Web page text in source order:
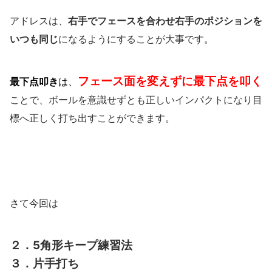
アドレスは、 右手でフェースを合わせ右手のポジションを
いつも同じになるようにすることが大事です。
最下点叩きは、 フェース面を変えずに最下点を叩く
ことで、ボールを意識せずとも正しいインパクトになり目
標へ正しく打ち出すことができます。
さて今回は
２．5角形キープ練習法
３．片手打ち